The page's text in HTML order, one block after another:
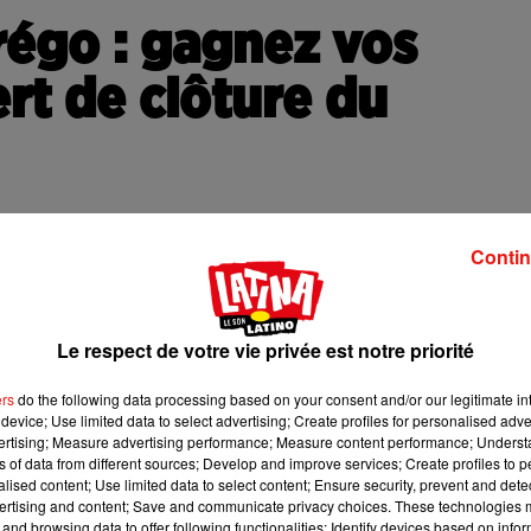
: gagnez vos
de clôture du
de clôture du Festival Village Borrégo !
, à 19h à la Bellevilloise.
brésilien Sapocaya !
autour de la culture, la gastronomie du monde ainsi que le
qui promeut la culture locale, les liens sociaux et le vivre-
rassemble en moyenne plus de 50 000 visiteurs tous les
Le respect de votre vie privée est notre priorité
do the following data processing based on your consent and/or our legitimate
Use limited data to select advertising; Create profiles for personalised
Measure advertising performance; Measure content performance;
of data from different sources; Develop and improve services; Create profiles to
content; Use limited data to select content; Ensure security, prevent and
and content; Save and communicate privacy choices. These technologies
browsing data to offer following functionalities: Identify devices based on